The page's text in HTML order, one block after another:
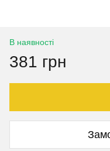
В наявності
381 грн